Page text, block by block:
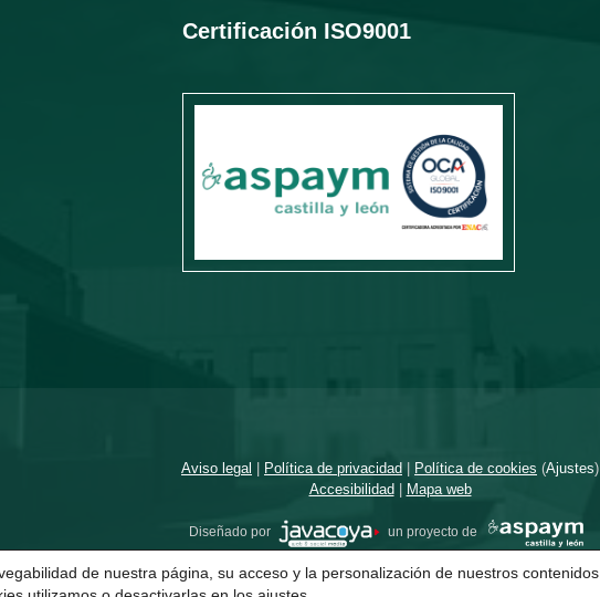
Certificación ISO9001
Aviso legal Política de privacidad Política de cookies (Ajustes)
Accesibilidad
Mapa web
Diseñado por un proyecto de
de nuestra página, su acceso y la personalización de nuestros contenidos.